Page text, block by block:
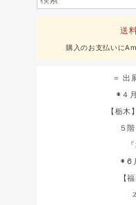
送
購入のお支払いに
＝ 出
◉４
【栃
５
◉６
【